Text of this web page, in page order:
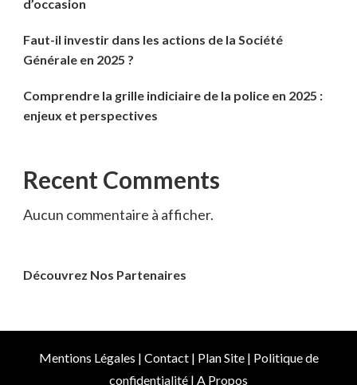
d’occasion
Faut-il investir dans les actions de la Société
Générale en 2025 ?
Comprendre la grille indiciaire de la police en 2025 :
enjeux et perspectives
Recent Comments
Aucun commentaire à afficher.
Découvrez Nos Partenaires
Mentions Légales | Contact| Plan Site| Politique de
confidentialité | A Propos